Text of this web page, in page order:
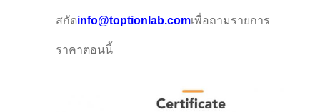
สกัดinfo@toptionlab.comเพื่อถามรายการ
ราคาตอนนี้